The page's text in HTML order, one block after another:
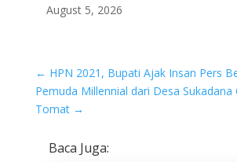
Date
August 5, 2026
← HPN 2021, Bupati Ajak Insan Pers
Pemuda Millennial dari Desa Sukadana
Tomat →
Baca Juga: